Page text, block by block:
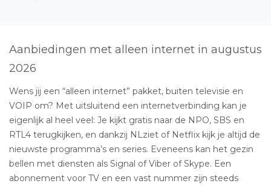
Aanbiedingen met alleen internet in augustus
2026
Wens jij een “alleen internet” pakket, buiten televisie en
VOIP om? Met uitsluitend een internetverbinding kan je
eigenlijk al heel veel: Je kijkt gratis naar de NPO, SBS en
RTL4 terugkijken, en dankzij NLziet of Netflix kijk je altijd de
nieuwste programma’s en series. Eveneens kan het gezin
bellen met diensten als Signal of Viber of Skype. Een
abonnement voor TV en een vast nummer zijn steeds